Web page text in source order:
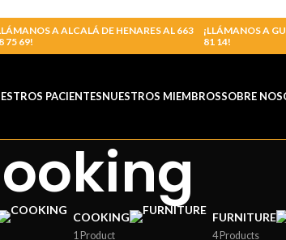
A ALCALÁ DE HENARES AL 663
75 69!
¡LLÁMANOS A
81 14!
PACIENTESNUESTROS MIEMBROSSOBRE
COOKING
1 Product
FURNITURE
4 Products